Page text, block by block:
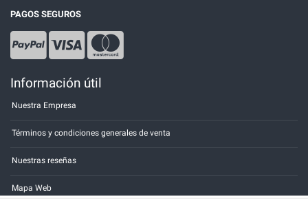
PAGOS SEGUROS
Información útil
Nuestra Empresa
Términos y condiciones generales de venta
Nuestras reseñas
Mapa Web